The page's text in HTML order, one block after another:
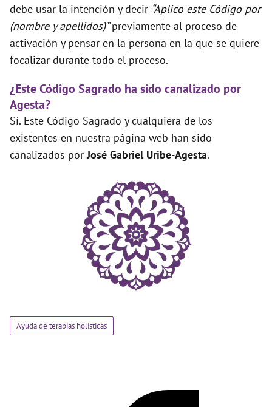
debe usar la intención y decir “Aplico este Código por
(nombre y apellidos)”previamente al proceso de
activación y pensar en la persona en la que se quiere
focalizar durante todo el proceso.
¿Este Código Sagrado ha sido canalizado por
Agesta?
Sí. Este Código Sagrado y cualquiera de los
existentes en nuestra página web han sido
canalizados porJosé Gabriel Uribe-Agesta.
Ayuda de terapias holísticas